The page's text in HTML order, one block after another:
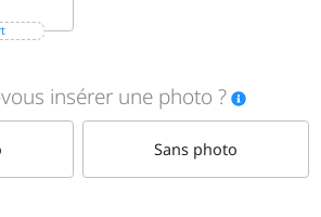
insérer une photo ?
Sans photo